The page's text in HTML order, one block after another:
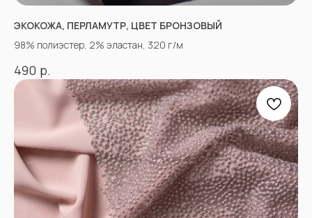
ЭКОКОЖА, ПЕРЛАМУТР, ЦВЕТ БРОНЗОВЫЙ
98% полиэстер, 2% эластан, 320 г/м
490 р.